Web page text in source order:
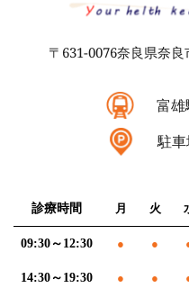
〒631-0076奈良県奈
富
駐車
診療時間 月 火
09:30～12:30 ● ●
14:30～19:30 ● ●